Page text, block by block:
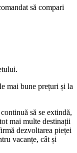
să compari
mai bune prețuri și la
să se extindă,
mai multe destinații
dezvoltarea pieței
vacanțe, cât și